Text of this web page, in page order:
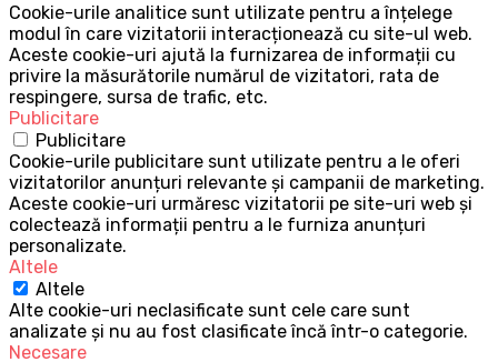
Cookie-urile analitice sunt utilizate pentru a înțelege
modul în care vizitatorii interacționează cu site-ul web.
Aceste cookie-uri ajută la furnizarea de informații cu
privire la măsurătorile numărul de vizitatori, rata de
respingere, sursa de trafic, etc.
Publicitare
Publicitare
Cookie-urile publicitare sunt utilizate pentru a le oferi
vizitatorilor anunțuri relevante și campanii de marketing.
Aceste cookie-uri urmăresc vizitatorii pe site-uri web și
colectează informații pentru a le furniza anunțuri
personalizate.
Altele
Altele
Alte cookie-uri neclasificate sunt cele care sunt
analizate și nu au fost clasificate încă într-o categorie.
Necesare